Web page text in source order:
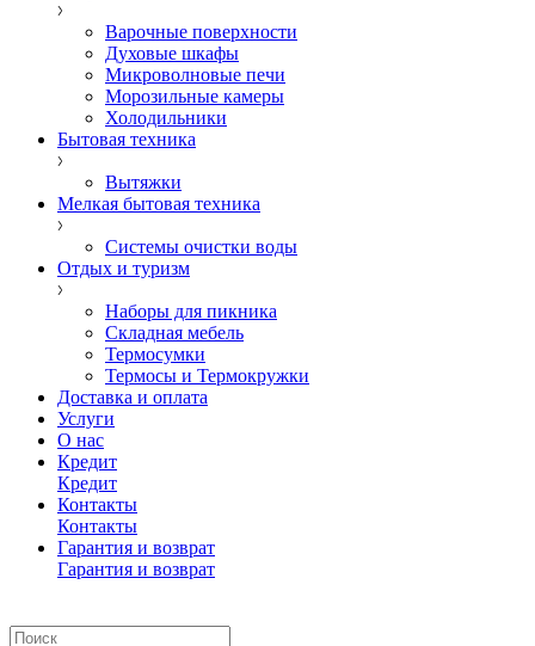
Варочные поверхности
Духовые шкафы
Микроволновые печи
Морозильные камеры
Холодильники
Бытовая техника
Вытяжки
Мелкая бытовая техника
Системы очистки воды
Отдых и туризм
Наборы для пикника
Складная мебель
Термосумки
Термосы и Термокружки
Доставка и оплата
Услуги
О нас
Кредит
Кредит
Контакты
Контакты
Гарантия и возврат
Гарантия и возврат